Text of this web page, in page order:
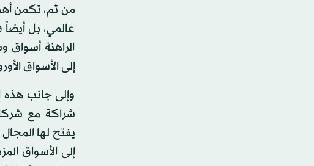
من ثم، تكمن
عالمي، بل
الراهنة أسواق
إلى الأسواق
وإلى جانب هذه
شراكة مع
يفتح لها
إلى الأسواق